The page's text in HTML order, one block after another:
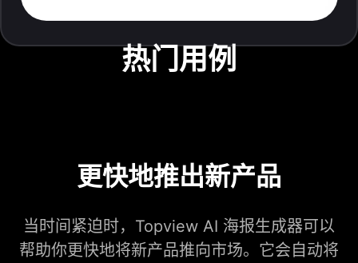
热门用例
更快地推出新产品
当时间紧迫时，Topview AI 海报生成器可以
帮助你更快地将新产品推向市场。它会自动将